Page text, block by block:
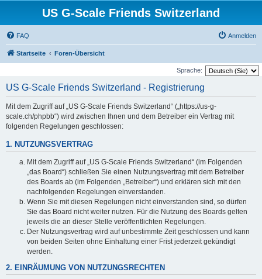
US G-Scale Friends Switzerland
FAQ Anmelden
Startseite Foren-Übersicht
Sprache:
US G-Scale Friends Switzerland - Registrierung
Mit dem Zugriff auf „US G-Scale Friends Switzerland“ („https://us-g-
scale.ch/phpbb“) wird zwischen Ihnen und dem Betreiber ein Vertrag mit
folgenden Regelungen geschlossen:
1. NUTZUNGSVERTRAG
Mit dem Zugriff auf „US G-Scale Friends Switzerland“ (im Folgenden
„das Board“) schließen Sie einen Nutzungsvertrag mit dem Betreiber
des Boards ab (im Folgenden „Betreiber“) und erklären sich mit den
nachfolgenden Regelungen einverstanden.
Wenn Sie mit diesen Regelungen nicht einverstanden sind, so dürfen
Sie das Board nicht weiter nutzen. Für die Nutzung des Boards gelten
jeweils die an dieser Stelle veröffentlichten Regelungen.
Der Nutzungsvertrag wird auf unbestimmte Zeit geschlossen und kann
von beiden Seiten ohne Einhaltung einer Frist jederzeit gekündigt
werden.
2. EINRÄUMUNG VON NUTZUNGSRECHTEN